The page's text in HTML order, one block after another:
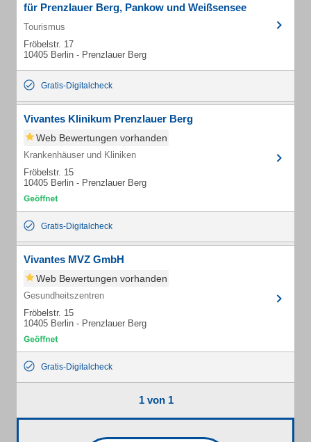
für Prenzlauer Berg, Pankow und Weißsensee
Tourismus
Fröbelstr. 17
10405 Berlin - Prenzlauer Berg
Gratis-Digitalcheck
Vivantes Klinikum Prenzlauer Berg
Web Bewertungen vorhanden
Krankenhäuser und Kliniken
Fröbelstr. 15
10405 Berlin - Prenzlauer Berg
Gratis-Digitalcheck
Vivantes MVZ GmbH
Web Bewertungen vorhanden
Gesundheitszentren
Fröbelstr. 15
10405 Berlin - Prenzlauer Berg
Gratis-Digitalcheck
1 von 1